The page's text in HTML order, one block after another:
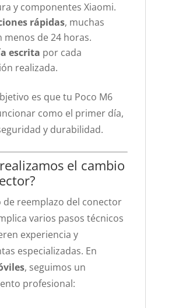
y componentes Xiaomi.
rápidas, muchas
menos de 24 horas.
escrita por cada
realizada.
es que tu Poco M6
como el primer día,
y durabilidad.
el cambio
de reemplazo del conector
varios pasos técnicos
experiencia y
especializadas. En
, seguimos un
profesional: